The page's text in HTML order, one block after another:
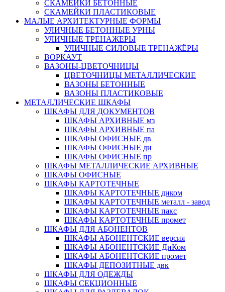
СКАМЕЙКИ БЕТОННЫЕ
СКАМЕЙКИ ПЛАСТИКОВЫЕ
МАЛЫЕ АРХИТЕКТУРНЫЕ ФОРМЫ
УЛИЧНЫЕ БЕТОННЫЕ УРНЫ
УЛИЧНЫЕ ТРЕНАЖЕРЫ
УЛИЧНЫЕ СИЛОВЫЕ ТРЕНАЖЁРЫ
ВОРКАУТ
ВАЗОНЫ-ЦВЕТОЧНИЦЫ
ЦВЕТОЧНИЦЫ МЕТАЛЛИЧЕСКИЕ
ВАЗОНЫ БЕТОННЫЕ
ВАЗОНЫ ПЛАСТИКОВЫЕ
МЕТАЛЛИЧЕСКИЕ ШКАФЫ
ШКАФЫ ДЛЯ ДОКУМЕНТОВ
ШКАФЫ АРХИВНЫЕ мз
ШКАФЫ АРХИВНЫЕ па
ШКАФЫ ОФИСНЫЕ дв
ШКАФЫ ОФИСНЫЕ ди
ШКАФЫ ОФИСНЫЕ пр
ШКАФЫ МЕТАЛЛИЧЕСКИЕ АРХИВНЫЕ
ШКАФЫ ОФИСНЫЕ
ШКАФЫ КАРТОТЕЧНЫЕ
ШКАФЫ КАРТОТЕЧНЫЕ диком
ШКАФЫ КАРТОТЕЧНЫЕ металл - завод
ШКАФЫ КАРТОТЕЧНЫЕ пакс
ШКАФЫ КАРТОТЕЧНЫЕ промет
ШКАФЫ ДЛЯ АБОНЕНТОВ
ШКАФЫ АБОНЕНТСКИЕ версия
ШКАФЫ АБОНЕНТСКИЕ ДиКом
ШКАФЫ АБОНЕНТСКИЕ промет
ШКАФЫ ДЕПОЗИТНЫЕ двк
ШКАФЫ ДЛЯ ОДЕЖДЫ
ШКАФЫ СЕКЦИОННЫЕ